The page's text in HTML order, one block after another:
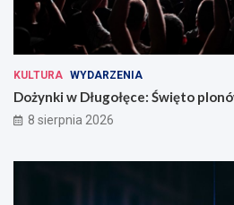
KULTURA WYDARZENIA
Dożynki w Długołęce: Święto
8 sierpnia 2026